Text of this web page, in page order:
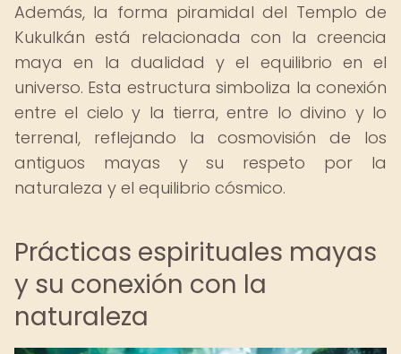
Además, la forma piramidal del Templo de
Kukulkán está relacionada con la creencia
maya en la dualidad y el equilibrio en el
universo. Esta estructura simboliza la conexión
entre el cielo y la tierra, entre lo divino y lo
terrenal, reflejando la cosmovisión de los
antiguos mayas y su respeto por la
naturaleza y el equilibrio cósmico.
Prácticas espirituales mayas
y su conexión con la
naturaleza